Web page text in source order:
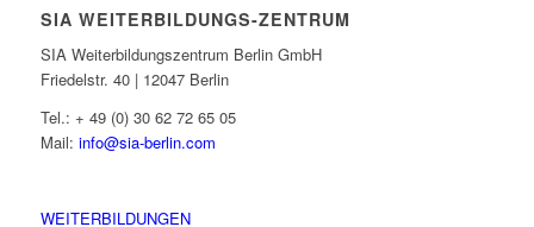
SIA WEITERBILDUNGS-ZENTRUM
SIA Weiterbildungszentrum Berlin GmbH
Friedelstr. 40 | 12047 Berlin
Tel.: + 49 (0) 30 62 72 65 05
Mail: info@sia-berlin.com
WEITERBILDUNGEN